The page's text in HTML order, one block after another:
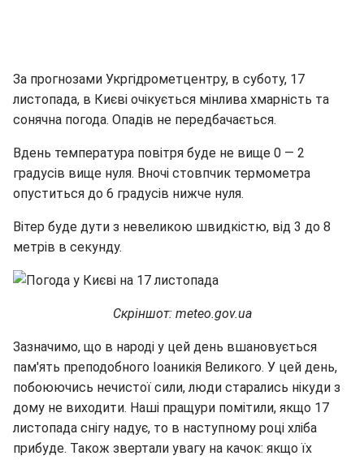
За прогнозами Укргідрометцентру, в суботу, 17
листопада, в Києві очікується мінлива хмарність та
сонячна погода. Опадів не передбачається.
Вдень температура повітря буде не вище 0 — 2
градусів вище нуля. Вночі стовпчик термометра
опуститься до 6 градусів нижче нуля.
Вітер буде дути з невеликою швидкістю, від 3 до 8
метрів в секунду.
Скріншот: meteo.gov.ua
Зазначимо, що в народі у цей день вшановується
пам'ять преподобного Іоаникія Великого. У цей день,
побоюючись нечистої сили, люди старались нікуди з
дому не виходити. Наші пращури помітили, якщо 17
листопада снігу надує, то в наступному році хліба
прибуде. Також звертали увагу на качок: якщо їх